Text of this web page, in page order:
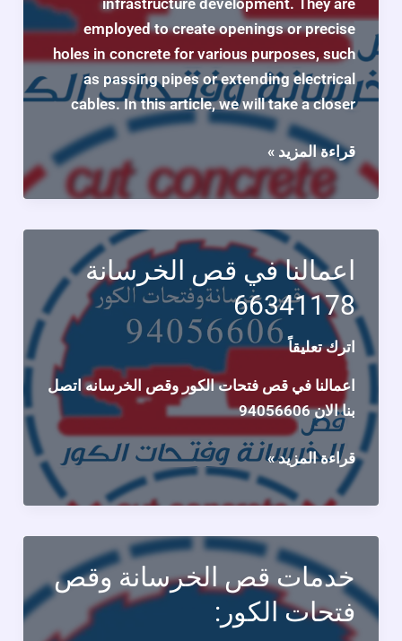
employed to create openings or precise
holes in concrete for various purposes, such
as passing pipes or extending electrical
cables. In this article, we will take a closer
Contact
now
for
concrete
cutting
services
in
Kuwait
66341178
قراءة المزيد »
اعمالنا في قص الخرسانة
66341178
اترك تعليقاً
اعمالنا في قص فتحات الكور وقص الخرسانه اتصل
بنا الان 94056606
اعمالنا
في
قص
الخرسانة
66341178
قراءة المزيد »
خدمات قص الخرسانة وقص
فتحات الكور: